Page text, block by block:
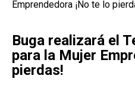
Buga realizará el
para la Mujer
pierdas!